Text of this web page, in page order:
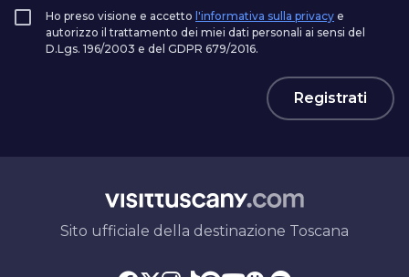
Ho preso visione e accetto l'informativa sulla privacy e
autorizzo il trattamento dei miei dati personali ai sensi del
D.Lgs. 196/2003 e del GDPR 679/2016.
Registrati
Sito ufficiale della destinazione Toscana